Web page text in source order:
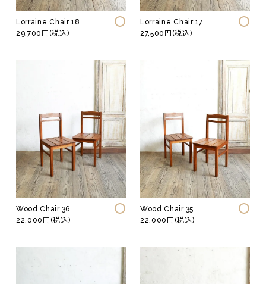
Lorraine Chair.18
29,700円(税込)
Lorraine Chair.17
27,500円(税込)
Wood Chair.36
22,000円(税込)
Wood Chair.35
22,000円(税込)